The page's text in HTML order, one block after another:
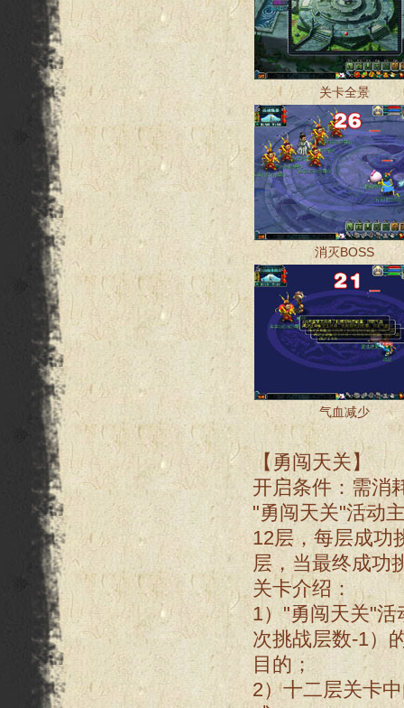
关卡全景
消灭BOSS
气血减少
【勇闯天关】
开启条件：需消
"勇闯天关"活动
12层，每层成功
层，当最终成功
关卡介绍：
1）"勇闯天关"
次挑战层数-1）
目的；
2）十二层关卡